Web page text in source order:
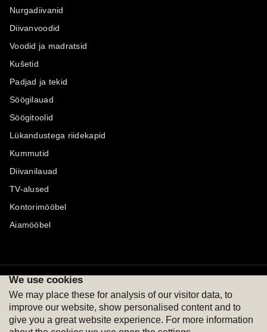
Nurgadiivanid
Diivanvoodid
Voodid ja madratsid
Kušetid
Padjad ja tekid
Söögilauad
Söögitoolid
Lükandustega riidekapid
Kummutid
Diivanilauad
TV-alused
Kontorimööbel
Aiamööbel
Maksevõimalused
We use cookies
We may place these for analysis of our visitor data, to
improve our website, show personalised content and to
give you a great website experience. For more information